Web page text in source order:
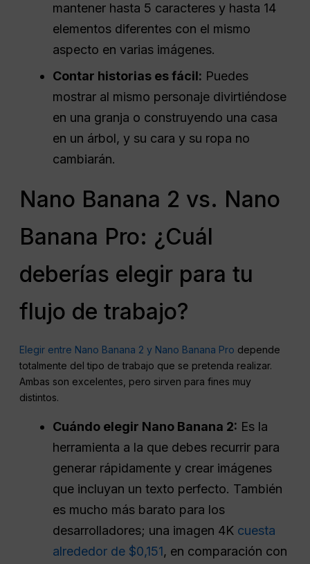
mantener hasta 5 caracteres y hasta 14
elementos diferentes con el mismo
aspecto en varias imágenes.
Contar historias es fácil: Puedes
mostrar al mismo personaje divirtiéndose
en una granja o construyendo una casa
en un árbol, y su cara y su ropa no
cambiarán.
Nano Banana 2 vs. Nano
Banana Pro: ¿Cuál
deberías elegir para tu
flujo de trabajo?
Elegir entre Nano Banana 2 y Nano Banana Pro depende
totalmente del tipo de trabajo que se pretenda realizar.
Ambas son excelentes, pero sirven para fines muy
distintos.
Cuándo elegir Nano Banana 2: Es la
herramienta a la que debes recurrir para
generar rápidamente y crear imágenes
que incluyan un texto perfecto. También
es mucho más barato para los
desarrolladores; una imagen 4K cuesta
alrededor de $0,151, en comparación con